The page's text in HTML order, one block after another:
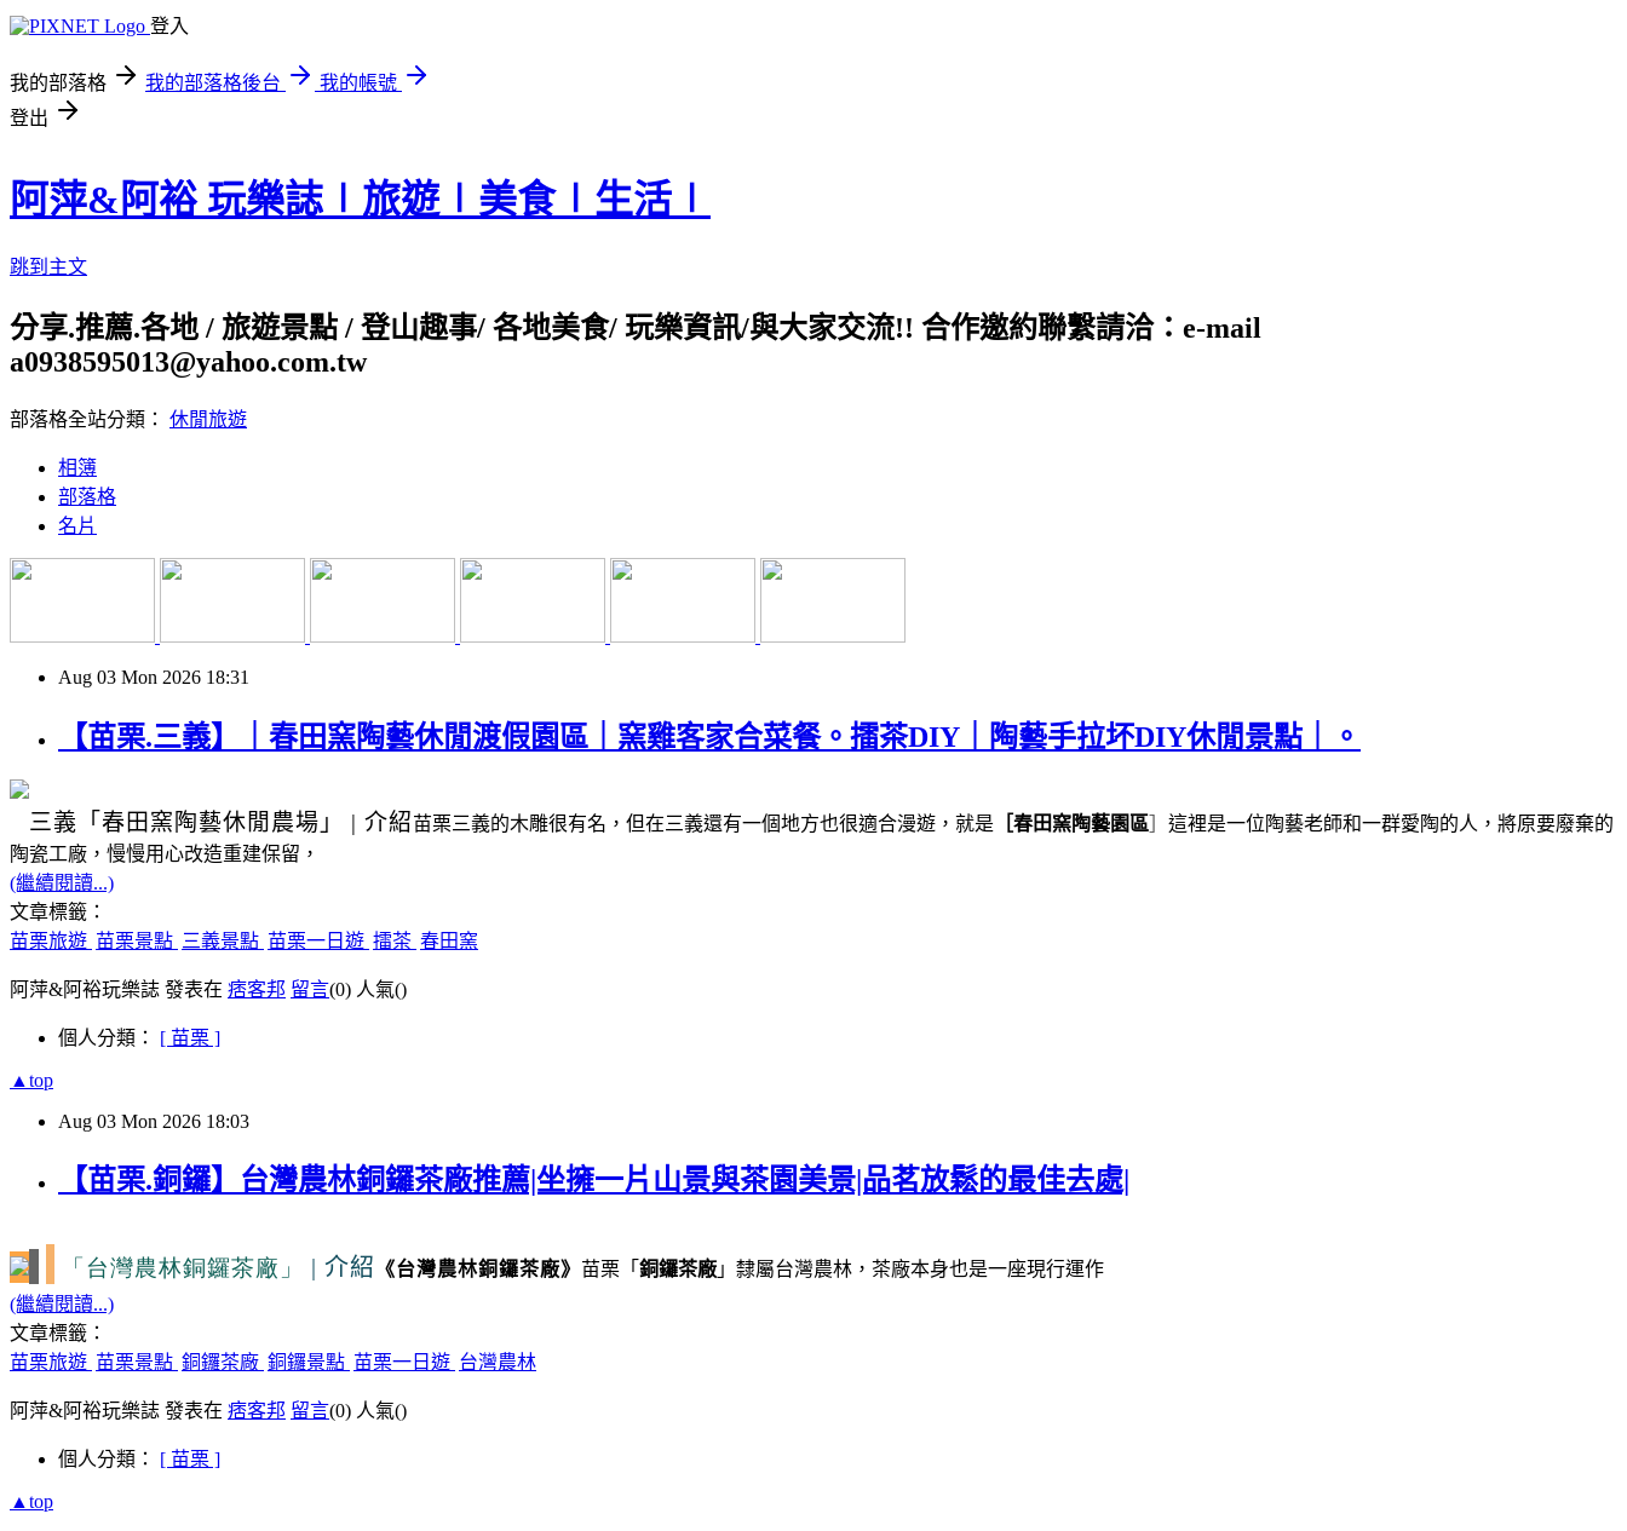
登入
我的部落格 我的部落格後台
我的帳號
登出
阿萍&阿裕 玩樂誌∣旅遊∣美食∣生活∣
跳到主文
分享.推薦.各地 / 旅遊景點 / 登山趣事/ 各地美食/ 玩樂資訊/與大家交流!! 合作邀約聯繫請洽：e-mail
a0938595013@yahoo.com.tw
部落格全站分類： 休閒旅遊
相簿
部落格
名片
Aug 03 Mon 2026 18:31
【苗栗.三義】｜春田窯陶藝休閒渡假園區｜窯雞客家合菜餐。擂茶DIY｜陶藝手拉坏DIY休閒景點｜。
三義 「春田窯陶藝休閒農場」 | 介紹苗栗三義的木雕很有名，但在三義還有一個地方也很適合漫遊，就是 ［春田窯陶藝園區
這裡是一位陶藝老師和一群愛陶的人，將原要廢棄的
陶瓷工廠，慢慢用心改造重建保留，
(繼續閱讀...)
文章標籤：
苗栗旅遊 苗栗景點 三義景點 苗栗一日遊 擂茶 春田窯
阿萍&阿裕玩樂誌 發表在 痞客邦 留言(0) 人氣()
個人分類： [ 苗栗 ]
▲top
Aug 03 Mon 2026 18:03
【苗栗.銅鑼】台灣農林銅鑼茶廠推薦|坐擁一片山景與茶園美景|品茗放鬆的最佳去處|
「台灣農林銅鑼茶廠」 | 介紹 《台灣農林銅鑼茶廠》 苗栗「 銅鑼茶廠 」隸屬台灣農林，茶廠本身也是一座現行運作
(繼續閱讀...)
文章標籤：
苗栗旅遊 苗栗景點 銅鑼茶廠 銅鑼景點 苗栗一日遊 台灣農林
阿萍&阿裕玩樂誌 發表在 痞客邦 留言(0) 人氣()
個人分類： [ 苗栗 ]
▲top